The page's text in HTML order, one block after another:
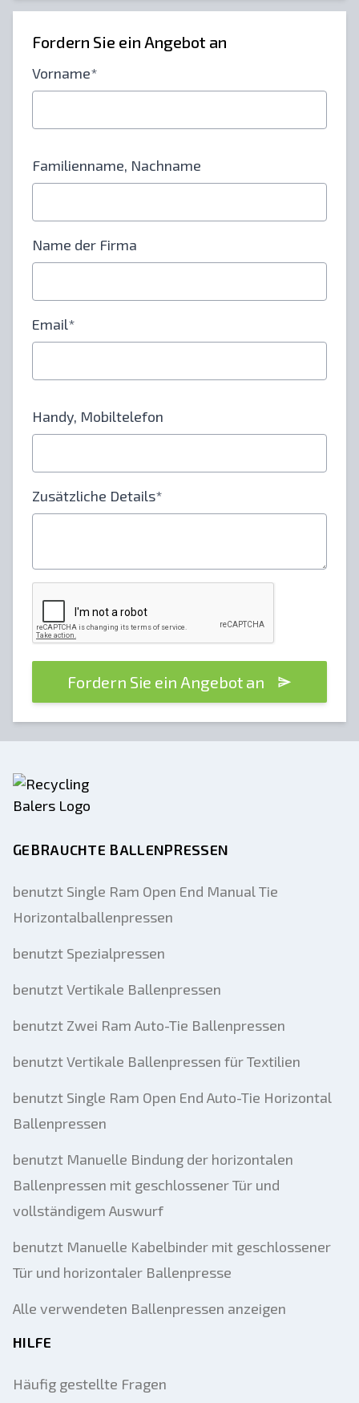
Fordern Sie ein Angebot an
Vorname*
Familienname, Nachname
Name der Firma
Email*
Handy, Mobiltelefon
Zusätzliche Details*
Fordern Sie ein Angebot an
GEBRAUCHTE BALLENPRESSEN
benutzt Single Ram Open End Manual Tie
Horizontalballenpressen
benutzt Spezialpressen
benutzt Vertikale Ballenpressen
benutzt Zwei Ram Auto-Tie Ballenpressen
benutzt Vertikale Ballenpressen für Textilien
benutzt Single Ram Open End Auto-Tie Horizontal
Ballenpressen
benutzt Manuelle Bindung der horizontalen
Ballenpressen mit geschlossener Tür und
vollständigem Auswurf
benutzt Manuelle Kabelbinder mit geschlossener
Tür und horizontaler Ballenpresse
Alle verwendeten Ballenpressen anzeigen
HILFE
Häufig gestellte Fragen